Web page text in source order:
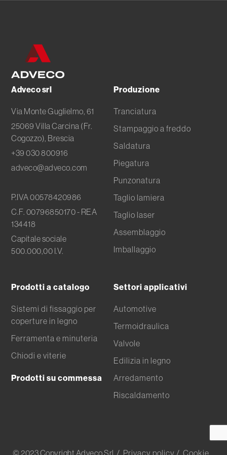
Adveco srl
Via Monte Guglielmo, 61
25069 Villa Carcina (Fr.
Cogozzo), Brescia
+39 030 800916
adveco@adveco.com
P.IVA 00578420986
C.F. 00796850170 - REA
134418
Capitale sociale
500.000,00 I.V.
Produzione
Tranciatura
Stampaggio a freddo
Saldatura
Piegatura
Punzonatura
Taglio lamiera
Taglio laser
Assemblaggio
Imballaggio
Prodotti a catalogo
Sistemi di fissaggio per
coperture in legno
Ferramenta e minuteria
Chiodi e viterie
Prodotti su commessa
Settori applicativi
Automotive
Termoidraulica
Valvole
Edilizia in legno
Arredamento
Riscaldamento
© 2023 Copyright Adveco Srl / Privacy policy / Cookie